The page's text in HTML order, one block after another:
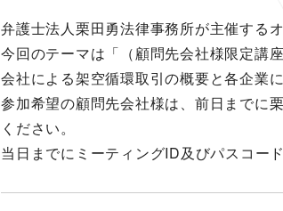
弁護士法人栗田勇法律事務所が主催する
今回のテーマは「（顧問先会社様限定講
会社による架空循環取引の概要と各企業
参加希望の顧問先会社様は、前日までに
ください。
当日までにミーティングID及びパスコー